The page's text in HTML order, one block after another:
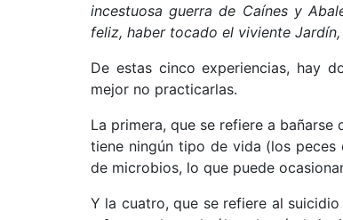
incestuosa guerra de Caínes y
feliz, haber tocado el viviente
De estas cinco experiencias, hay
mejor no practicarlas.
La primera, que se refiere a
tiene ningún tipo de vida (los
de microbios, lo que puede
Y la cuatro, que se refiere al